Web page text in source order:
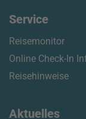
Service
Reisemonitor
Online Check-In
Reisehinweise
Aktuelles